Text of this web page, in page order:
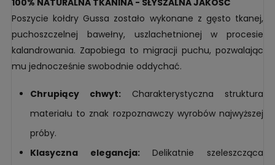
Poszycie kołdry Gussa zostało wykonane z gęsto tkanej,
puchoszczelnej bawełny, uszlachetnionej w procesie
kalandrowania. Zapobiega to migracji puchu, pozwalając
mu jednocześnie swobodnie oddychać.
Chrupiący chwyt: Charakterystyczna struktura
materiału to znak rozpoznawczy wyrobów najwyższej
próby.
Klasyczna elegancja:Delikatnie szeleszcząca